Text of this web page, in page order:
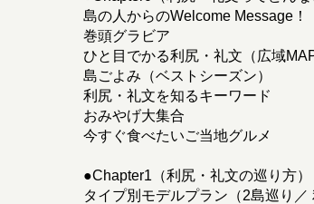
島の人からのWelcome Message！
巻頭グラビア
ひと目でかる利尻・礼文（広域
島ごよみ（ベストシーズン）
利尻・礼文を知るキーワード
おみやげ大集合
今すぐ食べたいご当地グルメ
●Chapter1（利尻・礼文の巡り方）
タイプ別モデルプラン（2島巡り／